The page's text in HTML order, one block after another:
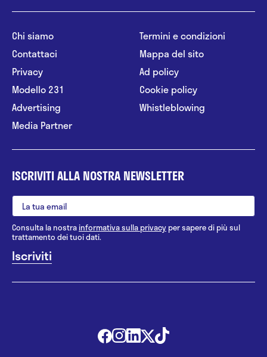
Chi siamo
Contattaci
Privacy
Modello 231
Advertising
Media Partner
Termini e condizioni
Mappa del sito
Ad policy
Cookie policy
Whistleblowing
ISCRIVITI ALLA NOSTRA NEWSLETTER
Consulta la nostrainformativa sulla privacy per sapere di più sul
trattamento dei tuoi dati.